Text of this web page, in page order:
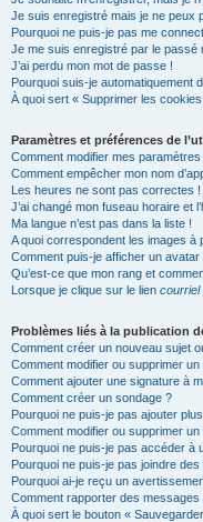
Je suis enregistré mais je ne peux
Pourquoi ne puis-je pas me
Je me suis enregistré par le passé
J’ai perdu mon mot de passe !
Pourquoi suis-je automatiquement
À quoi sert « Supprimer les
Paramètres et préférences de
Comment modifier mes paramètres
Comment empêcher mon nom
Les heures ne sont pas correctes !
J’ai changé mon fuseau horaire et
Ma langue n’est pas dans la liste !
A quoi correspondent les images à
Comment puis-je afficher un avatar
Qu’est-ce que mon rang et
Lorsque je clique sur le lien courriel
Problèmes liés à la publication
Comment créer un nouveau sujet
Comment modifier ou supprimer
Comment ajouter une signature à
Comment créer un sondage ?
Pourquoi ne puis-je pas ajouter
Comment modifier ou supprimer un
Pourquoi ne puis-je pas accéder à
Pourquoi ne puis-je pas joindre
Pourquoi ai-je reçu un
Comment rapporter des messages
À quoi sert le bouton «